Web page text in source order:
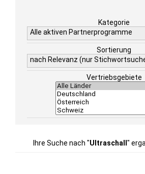
Kategorie
Alle aktiven Partnerprogramme
Sortierung
nach Relevanz (nur
Vertriebsgebiete
Ihre Suche nach "Ultraschall "